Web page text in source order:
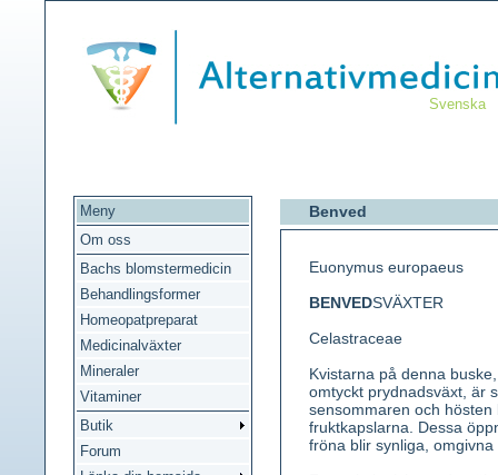
Svenska
Meny
Om oss
Bachs blomstermedicin
Behandlingsformer
Homeopatpreparat
Medicinalväxter
Mineraler
Vitaminer
Butik
Forum
Benved
Euonymus europaeus
BENVEDSVÄXTER
Celastraceae
Kvistarna på denna
omtyckt prydnadsväxt, är
sensommaren och
fruktkapslarna. Dessa
fröna blir synliga,